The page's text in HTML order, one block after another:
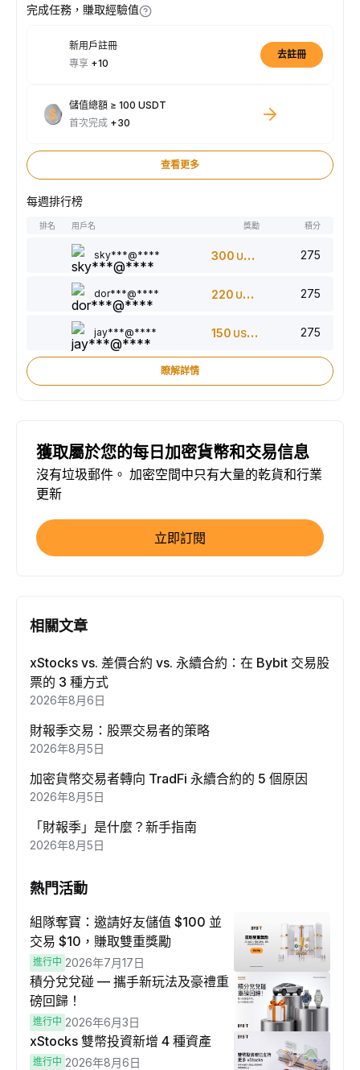
完成任務，賺取經驗值
新用戶註冊
專享 +10
去註冊
儲值總額 ≥ 100 USDT
首次完成 +30
查看更多
每週排行榜
排名 用戶名 獎勵 積分
sky***@**** 300 USDT 275
dor***@**** 220 USDT 275
jay***@**** 150 USDT 275
瞭解詳情
獲取屬於您的每日加密貨幣和交易信息
沒有垃圾郵件。 加密空間中只有大量的乾貨和行業
更新
立即訂閱
相關文章
xStocks vs. 差價合約 vs. 永續合約：在 Bybit 交易股
票的 3 種方式
2026年8月6日
財報季交易：股票交易者的策略
2026年8月5日
加密貨幣交易者轉向 TradFi 永續合約的 5 個原因
2026年8月5日
「財報季」是什麼？新手指南
2026年8月5日
熱門活動
組隊奪寶：邀請好友儲值 $100 並
交易 $10，賺取雙重獎勵
進行中 2026年7月17日
積分兌兌碰 — 攜手新玩法及豪禮重
磅回歸！
進行中 2026年6月3日
xStocks 雙幣投資新增 4 種資產
進行中 2026年8月6日